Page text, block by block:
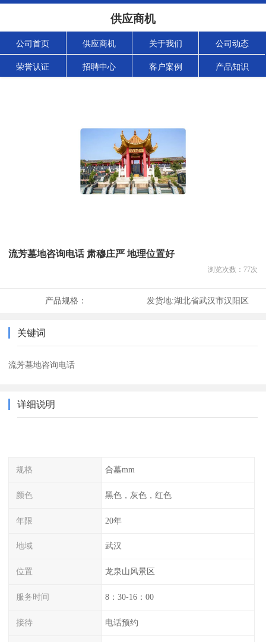
供应商机
公司首页 供应商机 关于我们 公司动态
荣誉认证 招聘中心 客户案例 产品知识
流芳墓地咨询电话 肃穆庄严 地理位置好
浏览次数： 77次
产品规格： 发货地:湖北省武汉市汉阳区
关键词
流芳墓地咨询电话
详细说明
规格 合墓mm
颜色 黑色，灰色，红色
年限 20年
地域 武汉
位置 龙泉山风景区
服务时间 8：30-16：00
接待 电话预约